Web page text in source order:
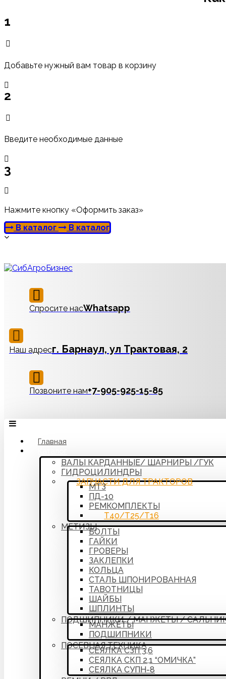
1
Добавьте нужный вам товар в корзину
2
Введите необходимые данные
3
Нажмите кнопку «Оформить заказ»
В каталог
В каталог
Спросите насWhatsapp
Наш адресг. Барнаул, ул Трактовая, 2
Позвоните нам‪+7-905-925-15-85
Главная
ВАЛЫ КАРДАННЫЕ/ ШАРНИРЫ /ГУК
ГИДРОЦИЛИНДРЫ
ЗАПЧАСТИ ДЛЯ ТРАКТОРОВ
МТЗ
ПД-10
РЕМКОМПЛЕКТЫ
Т40/Т25/Т16
МЕТИЗЫ
БОЛТЫ
ГАЙКИ
ГРОВЕРЫ
ЗАКЛЕПКИ
КОЛЬЦА
СТАЛЬ ШПОНИРОВАННАЯ
ТАВОТНИЦЫ
ШАЙБЫ
ШПЛИНТЫ
ПОДШИПНИКИ / МАНЖЕТЫ /
МАНЖЕТЫ
ПОДШИПНИКИ
ПОСЕВНАЯ ТЕХНИКА
СЕЯЛКА СЗП 3,6
СЕЯЛКА СКП 2,1 “ОМИЧКА”
СЕЯЛКА СУПН-8